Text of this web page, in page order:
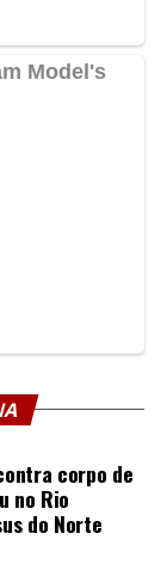
corpo de
no Rio
do Norte